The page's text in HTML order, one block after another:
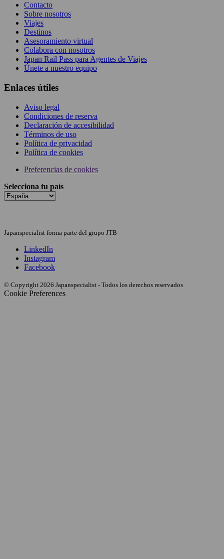
Contacto
Sobre nosotros
Viajes
Destinos
Asesoramiento virtual
Colabora con nosotros
Japan Rail Pass para Agentes de Viajes
Únete a nuestro equipo
Enlaces útiles
Aviso legal
Condiciones de reserva
Declaración de accesibilidad
Términos de uso
Política de privacidad
Política de cookies
Preferencias de cookies
Selecciona tu país
Japanspecialist forma parte del grupo JTB
LinkedIn
Instagram
Facebook
© Copyright 2026 Japanspecialist - Todos los derechos reservados
Cookie Preferences